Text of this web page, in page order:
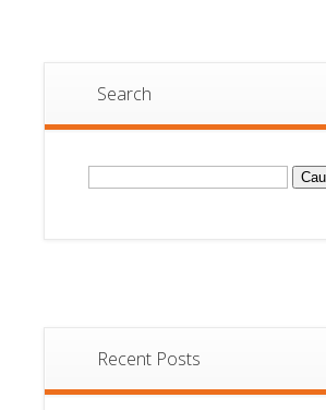
Search
Caută
după:
Recent Posts